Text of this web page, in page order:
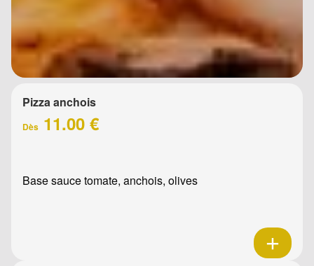
Pizza anchois
Dès 11.00 €
Base sauce tomate, anchois, olives